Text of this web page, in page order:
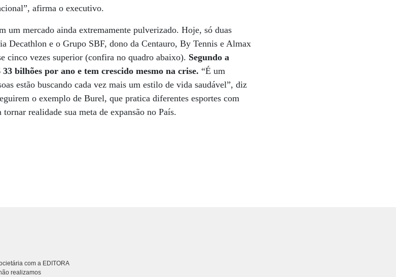
afirma o executivo.
um mercado ainda extremamente pulverizado. Hoje, só duas
Decathlon e o Grupo SBF, dono da Centauro, By Tennis e Almax
cinco vezes superior (confira no quadro abaixo). Segundo a
bilhões por ano e tem crescido mesmo na crise. “É um
estão buscando cada vez mais um estilo de vida saudável”, diz
o exemplo de Burel, que pratica diferentes esportes com
realidade sua meta de expansão no País.
com a EDITORA
realizamos